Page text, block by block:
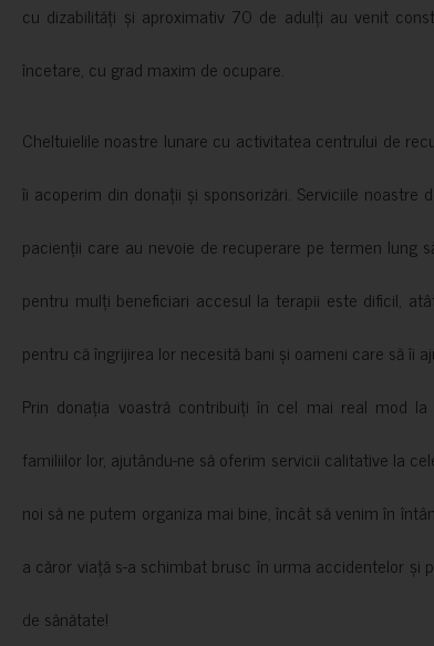
cu dizabilități și aproximativ 70 de adulți au venit
încetare, cu grad maxim de ocupare.
Cheltuielile noastre lunare cu activitatea centrului de
îi acoperim din donații și sponsorizări. Serviciile
pacienții care au nevoie de recuperare pe termen lung
pentru mulți beneficiari accesul la terapii este dificil,
pentru că îngrijirea lor necesită bani și oameni care să îi
Prin donația voastră contribuiți în cel mai real mod
familiilor lor, ajutându-ne să oferim servicii calitative la
noi să ne putem organiza mai bine, încât să venim în
a căror viață s-a schimbat brusc în urma accidentelor și
de sănătate!